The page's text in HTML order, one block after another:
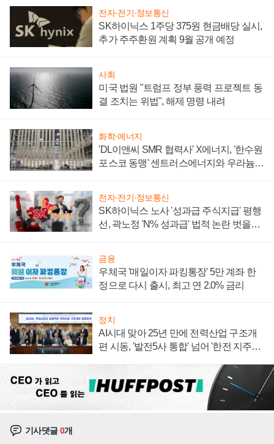
전자·전기·정보통신
SK하이닉스 1주당 375원 현금배당 실시,
추가 주주환원 계획 9월 공개 예정
사회
미국 법원 "트럼프 정부 풍력 프로젝트 동
결 조치는 위법", 해제 명령 내려
화학·에너지
'DL이앤씨 SMR 협력사' X에너지, '한수원
포스코 동맹' 센트러스에너지와 우라늄
전자·전기·정보통신
SK하이닉스 노사 '성과급 주식지급' 평행
선, 곽노정 'N% 성과급' 법적 논란 벗을지
금융
우체국 '매일이자 파킹통장' 5만 계좌 한
정으로 다시 출시, 최고 연 2.0% 금리
정치
AI시대 맞아 25년 만에 전력산업 구조개
편 시동, '발전5사 통합' 넘어 '한전 지주사'
기사댓글0개